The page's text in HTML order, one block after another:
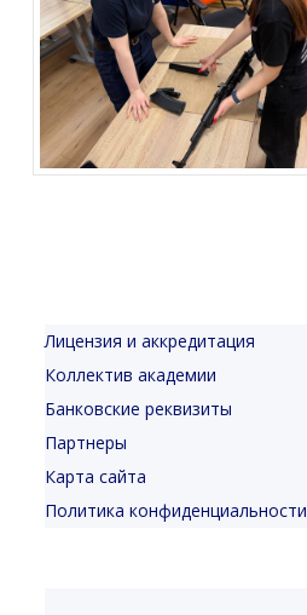
Лицензия и аккредитация
Коллектив академии
Банковские реквизиты
Партнеры
Карта сайта
Политика конфиденциальности